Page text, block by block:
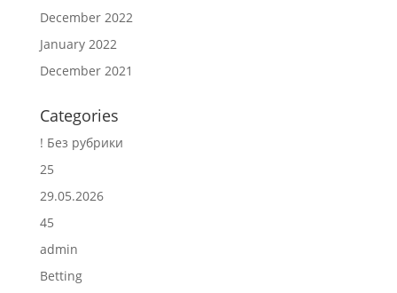
December 2022
January 2022
December 2021
Categories
! Без рубрики
25
29.05.2026
45
admin
Betting